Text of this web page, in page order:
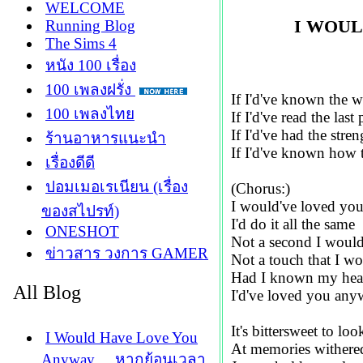
WELCOME
Running Blog
The Sims 4
หนัง 100 เรื่อง
100 เพลงฝรั่ง
100 เพลงไท
ร้านอาหารแนะนำ
เรื่องดีดี
ปอมเมอเรเนียน (เรื่อง
ของสไปรท์)
ONESHOT
ข่าวสาร วงการ GAMER
All Blog
I Would Have Love You
Anyway ... หากย้อนเวลา
I
If I'd've known the
If I'd've read the last
If I'd've had the
If I'd've known how
(Chorus:)
I would've loved
I'd do it all the same
Not a second I
Not a touch that I
Had I known my
I'd've loved you
It's bittersweet to
At memories